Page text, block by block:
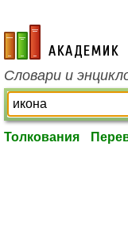
academic.ru
Словари и
Толкования